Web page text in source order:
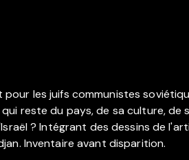
les juifs communistes
reste du pays, de sa culture,
? Intégrant des dessins de
Inventaire avant disparition.